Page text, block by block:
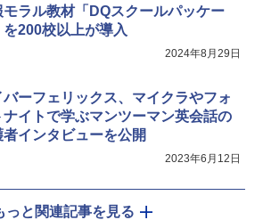
モラル教材「DQスクールパッケー
を200校以上が導入
2024年8月29日
バーフェリックス、マイクラやフォ
ナイトで学ぶマンツーマン英会話の
者インタビューを公開
2023年6月12日
っと関連記事を見る